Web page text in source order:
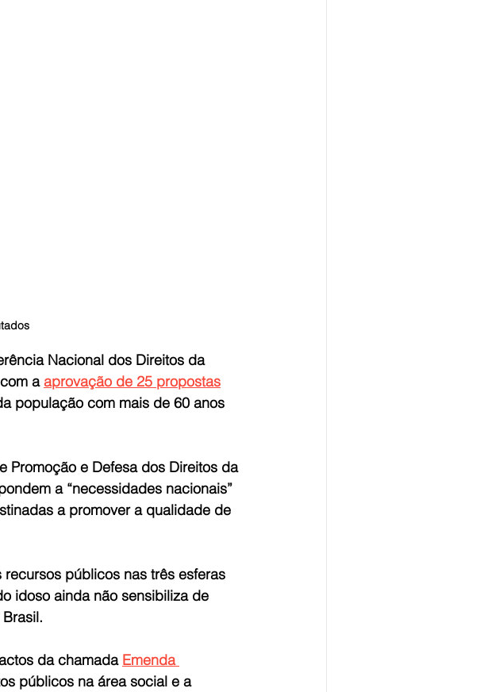
Nacional dos Direitos da
a aprovação de 25 propostas
população com mais de 60 anos
Promoção e Defesa dos Direitos da
a “necessidades nacionais”
a promover a qualidade de
públicos nas três esferas
idoso ainda não sensibiliza de
.
da chamada Emenda
públicos na área social e a